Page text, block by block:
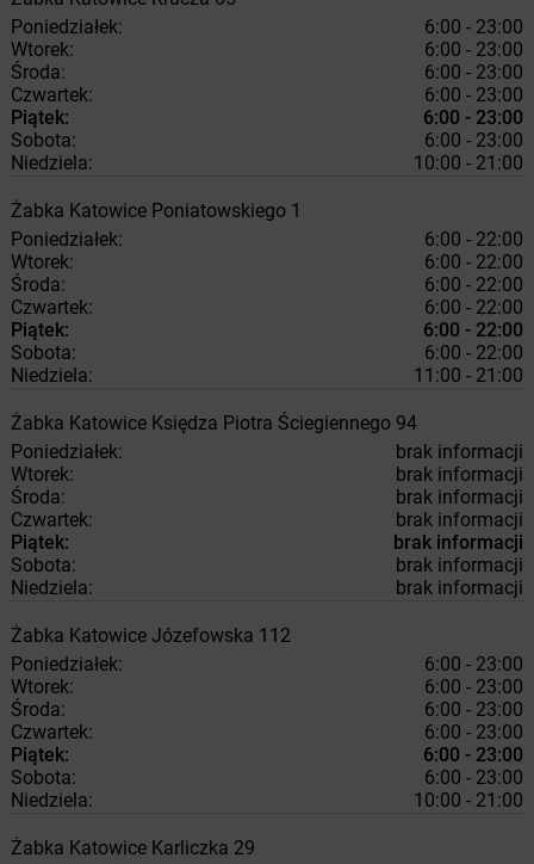
Poniedziałek:
6:00 - 23:00
Wtorek:
6:00 - 23:00
Środa:
6:00 - 23:00
Czwartek:
6:00 - 23:00
Piątek:
6:00 - 23:00
Sobota:
6:00 - 23:00
Niedziela:
10:00 - 21:00
Żabka Katowice Poniatowskiego 1
Poniedziałek:
6:00 - 22:00
Wtorek:
6:00 - 22:00
Środa:
6:00 - 22:00
Czwartek:
6:00 - 22:00
Piątek:
6:00 - 22:00
Sobota:
6:00 - 22:00
Niedziela:
11:00 - 21:00
Żabka Katowice Księdza Piotra Ściegiennego 94
Poniedziałek:
brak informacji
Wtorek:
brak informacji
Środa:
brak informacji
Czwartek:
brak informacji
Piątek:
brak informacji
Sobota:
brak informacji
Niedziela:
brak informacji
Żabka Katowice Józefowska 112
Poniedziałek:
6:00 - 23:00
Wtorek:
6:00 - 23:00
Środa:
6:00 - 23:00
Czwartek:
6:00 - 23:00
Piątek:
6:00 - 23:00
Sobota:
6:00 - 23:00
Niedziela:
10:00 - 21:00
Żabka Katowice Karliczka 29